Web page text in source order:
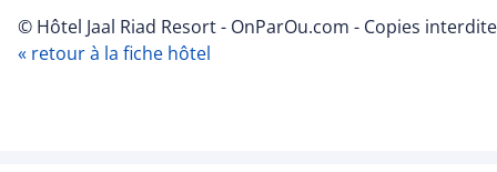
© Hôtel Jaal Riad Resort - OnParOu.com - Copies
« retour à la fiche hôtel